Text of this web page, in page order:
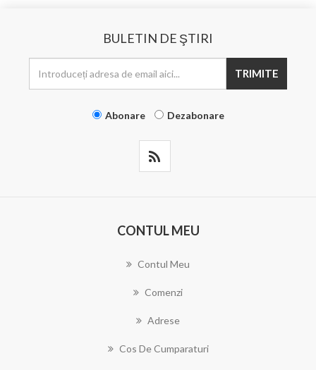
BULETIN DE ŞTIRI
TRIMITE
Abonare Dezabonare
CONTUL MEU
Contul Meu
Comenzi
Adrese
Cos De Cumparaturi